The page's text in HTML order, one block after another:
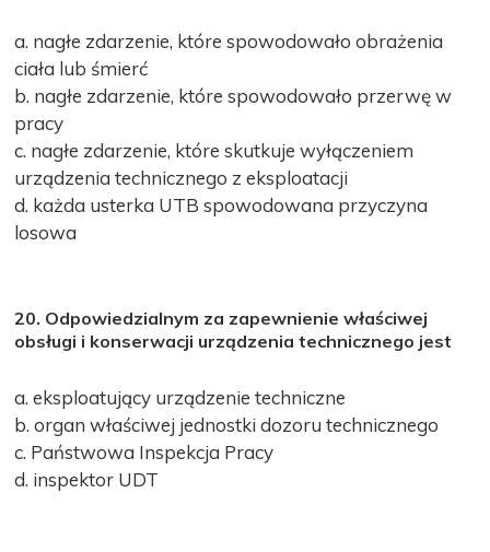
a. nagłe zdarzenie, które spowodowało obrażenia
ciała lub śmierć
b. nagłe zdarzenie, które spowodowało przerwę w
pracy
c. nagłe zdarzenie, które skutkuje wyłączeniem
urządzenia technicznego z eksploatacji
d. każda usterka UTB spowodowana przyczyna
losowa
20. Odpowiedzialnym za zapewnienie właściwej
obsługi i konserwacji urządzenia technicznego jest
a. eksploatujący urządzenie techniczne
b. organ właściwej jednostki dozoru technicznego
c. Państwowa Inspekcja Pracy
d. inspektor UDT